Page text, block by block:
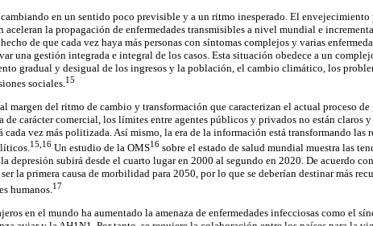
en un sentido poco previsible y a un ritmo inesperado. El envejecimiento
la propagación de enfermedades transmisibles a nivel mundial e
de que cada vez haya más personas con síntomas complejos y varias
una gestión integrada e integral de los casos. Esta situación obedece a un
gradual y desigual de los ingresos y la población, el cambio climático, los
sociales. 15
margen del ritmo de cambio y transformación que caracterizan el actual proceso
de carácter comercial, los límites entre agentes públicos y privados no están claros
cada vez más politizada. Así mismo, la era de la información está transformando las
15,16 Un estudio de la OMS16 sobre el estado de salud mundial muestra las
depresión subirá desde el cuarto lugar en 2000 al segundo en 2020. De acuerdo
la primera causa de morbilidad para 2050, por lo que se deberían destinar más
humanos. 17
en el mundo ha aumentado la amenaza de enfermedades infecciosas como el